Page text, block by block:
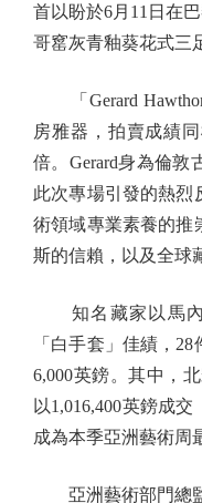
首以盼於6月11日在
哥窰灰青釉葵花式三
「Gerard
房雅器，拍賣成績
倍。Gerard身為倫敦
此次專場引發的熱烈
術領域專業素養的推
斯的信賴，以及全球
知名藏家以馬內
「白手套」佳績，
6,000英鎊。其中，
以1,016,400英鎊成交
成為本季亞洲藝術周
亞洲藝術部門總監